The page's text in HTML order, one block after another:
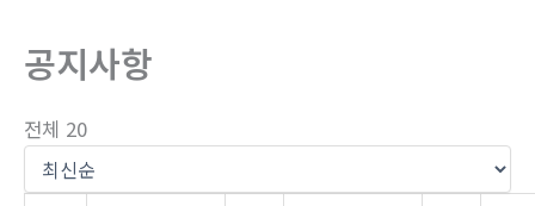
공지사항
전체 20